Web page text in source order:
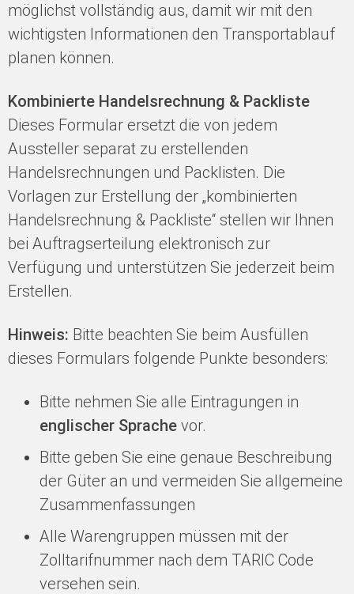
möglichst vollständig aus, damit wir mit den
wichtigsten Informationen den Transportablauf
planen können.
Kombinierte Handelsrechnung & Packliste
Dieses Formular ersetzt die von jedem
Aussteller separat zu erstellenden
Handelsrechnungen und Packlisten. Die
Vorlagen zur Erstellung der „kombinierten
Handelsrechnung & Packliste“ stellen wir Ihnen
bei Auftragserteilung elektronisch zur
Verfügung und unterstützen Sie jederzeit beim
Erstellen.
Hinweis: Bitte beachten Sie beim Ausfüllen
dieses Formulars folgende Punkte besonders:
Bitte nehmen Sie alle Eintragungen in
englischer Sprache vor.
Bitte geben Sie eine genaue Beschreibung
der Güter an und vermeiden Sie allgemeine
Zusammenfassungen
Alle Warengruppen müssen mit der
Zolltarifnummer nach dem TARIC Code
versehen sein.